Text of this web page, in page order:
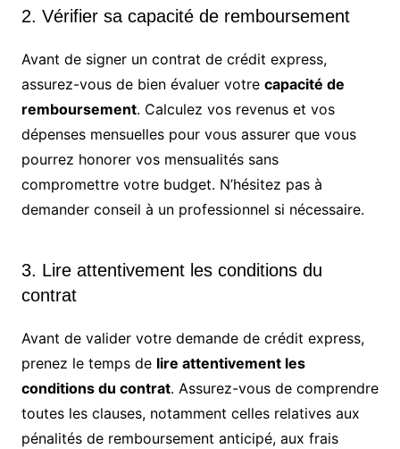
2. Vérifier sa capacité de remboursement
Avant de signer un contrat de crédit express,
assurez-vous de bien évaluer votre capacité de
remboursement. Calculez vos revenus et vos
dépenses mensuelles pour vous assurer que vous
pourrez honorer vos mensualités sans
compromettre votre budget. N’hésitez pas à
demander conseil à un professionnel si nécessaire.
3. Lire attentivement les conditions du
contrat
Avant de valider votre demande de crédit express,
prenez le temps de lire attentivement les
conditions du contrat. Assurez-vous de comprendre
toutes les clauses, notamment celles relatives aux
pénalités de remboursement anticipé, aux frais